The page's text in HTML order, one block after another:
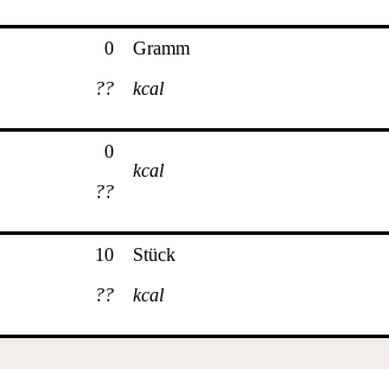
0
??
Gramm
kcal
0
??
kcal
10
??
Stück
kcal